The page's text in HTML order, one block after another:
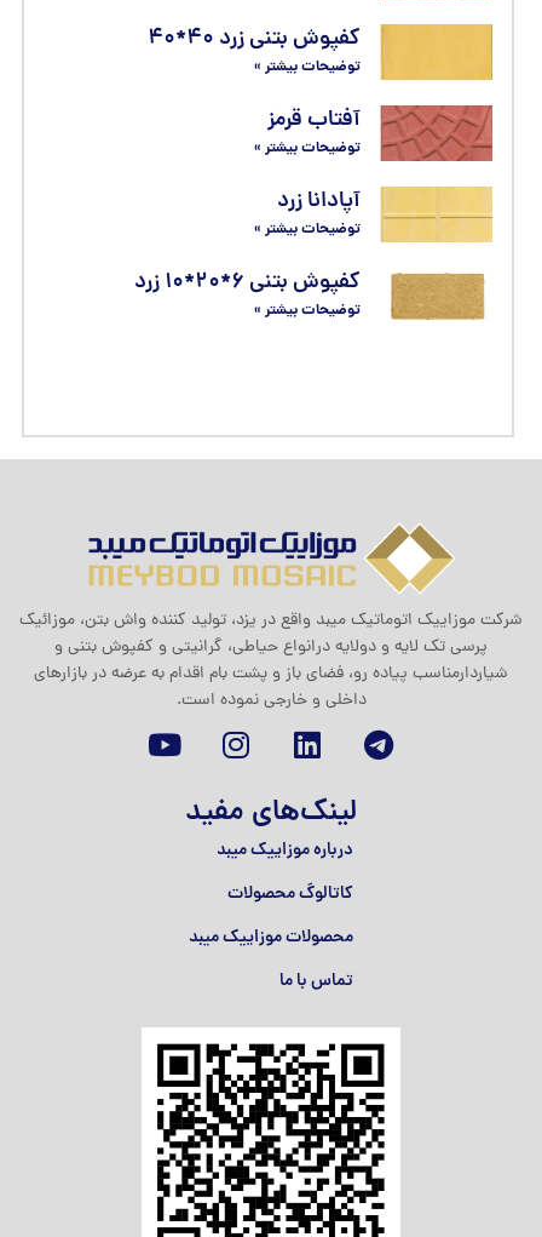
کفپوش بتنی زرد ۴۰*۴۰
توضیحات بیشتر »
آفتاب قرمز
توضیحات بیشتر »
آپادانا زرد
توضیحات بیشتر »
کفپوش بتنی ۶*۲۰*۱۰ زرد
توضیحات بیشتر »
شرکت موزاييک اتوماتيک ميبد واقع در یزد، تولید کننده واش بتن، موزائیک
پرسی تک لایه و دولایه درانواع حیاطی، گرانیتی و کفپوش بتنی و
شیاردارمناسب پیاده رو، فضای باز و پشت بام اقدام به عرضه در بازارهای
داخلی و خارجی نموده است.
لینک‌های مفید
درباره موزاییک میبد
کاتالوگ محصولات
محصولات موزاییک میبد
تماس با ما